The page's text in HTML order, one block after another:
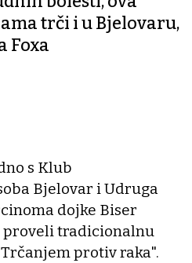
trči i u Bjelovaru,
Foxa
s Klub
Bjelovar i Udruga
dojke Biser
proveli tradicionalnu
protiv raka".